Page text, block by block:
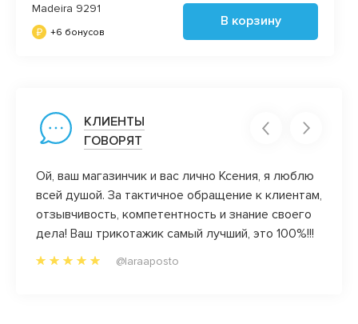
Madeira 9291
+6 бонусов
В корзину
КЛИЕНТЫ
ГОВОРЯТ
Ой, ваш магазинчик и вас лично Ксения, я люблю
всей душой. За тактичное обращение к клиентам,
отзывчивость, компетентность и знание своего
дела! Ваш трикотажик самый лучший, это 100%!!!
@laraaposto